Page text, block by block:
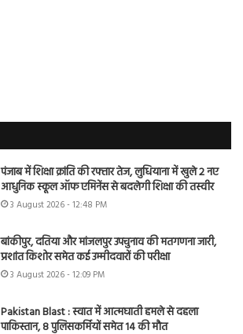
पंजाब में शिक्षा क्रांति की रफ्तार तेज, लुधियाना में खुले 2 नए
आधुनिक स्कूल ऑफ एमिनेंस से बदलेगी शिक्षा की तस्वीर
3 August 2026 - 12:48 PM
बांकीपुर, दतिया और मांजलपुर उपचुनाव की मतगणना जारी,
प्रशांत किशोर समेत कई उम्मीदवारों की परीक्षा
3 August 2026 - 12:09 PM
Pakistan Blast : स्वात में आत्मघाती हमले से दहला
पाकिस्तान, 8 पुलिसकर्मियों समेत 14 की मौत